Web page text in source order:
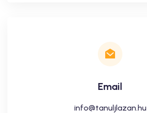
Email
info@tanuljlazan.hu